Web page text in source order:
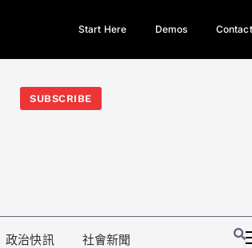
今日熱門新聞TOP3｜西拉雅族正式成第17個原住民
Start Here Demos Contact
SUBSCRIBE
政治快訊 社會新聞